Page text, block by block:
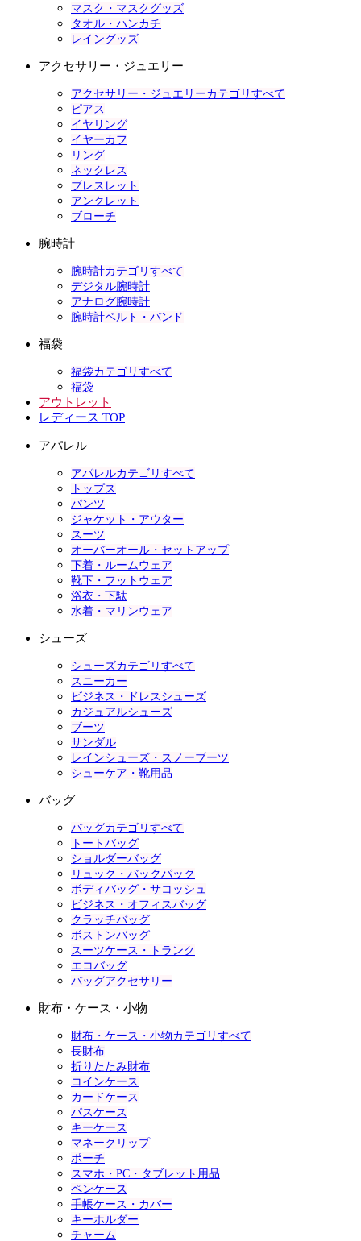
マスク・マスクグッズ
タオル・ハンカチ
レイングッズ
アクセサリー・ジュエリー
アクセサリー・ジュエリーカテゴリすべて
ピアス
イヤリング
イヤーカフ
リング
ネックレス
ブレスレット
アンクレット
ブローチ
腕時計
腕時計カテゴリすべて
デジタル腕時計
アナログ腕時計
腕時計ベルト・バンド
福袋
福袋カテゴリすべて
福袋
アウトレット
レディース TOP
アパレル
アパレルカテゴリすべて
トップス
パンツ
ジャケット・アウター
スーツ
オーバーオール・セットアップ
下着・ルームウェア
靴下・フットウェア
浴衣・下駄
水着・マリンウェア
シューズ
シューズカテゴリすべて
スニーカー
ビジネス・ドレスシューズ
カジュアルシューズ
ブーツ
サンダル
レインシューズ・スノーブーツ
シューケア・靴用品
バッグ
バッグカテゴリすべて
トートバッグ
ショルダーバッグ
リュック・バックパック
ボディバッグ・サコッシュ
ビジネス・オフィスバッグ
クラッチバッグ
ボストンバッグ
スーツケース・トランク
エコバッグ
バッグアクセサリー
財布・ケース・小物
財布・ケース・小物カテゴリすべて
長財布
折りたたみ財布
コインケース
カードケース
パスケース
キーケース
マネークリップ
ポーチ
スマホ・PC・タブレット用品
ペンケース
手帳ケース・カバー
キーホルダー
チャーム